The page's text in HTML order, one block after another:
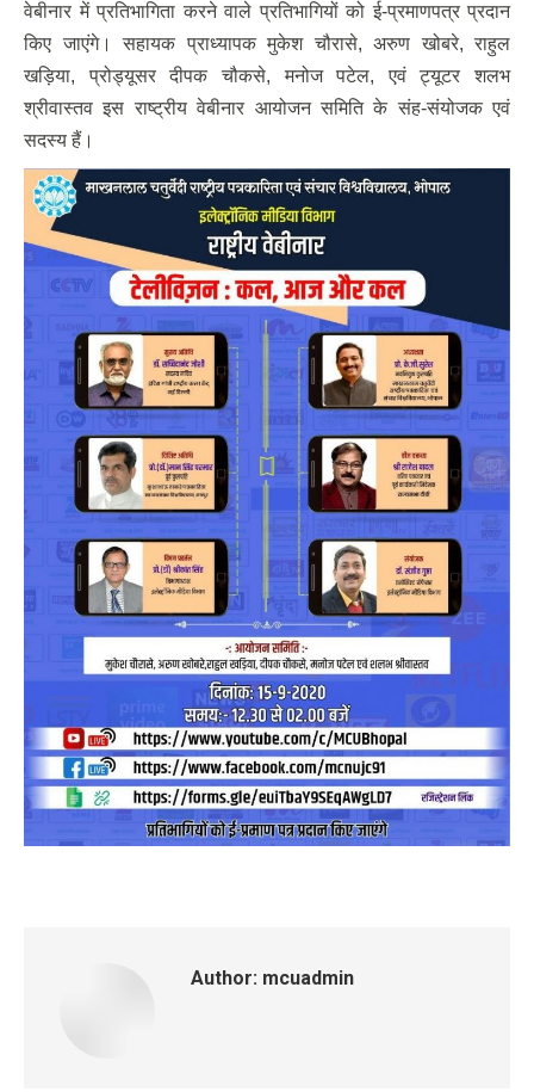
वेबीनार में प्रतिभागिता करने वाले प्रतिभागियों को ई-प्रमाणपत्र प्रदान
किए जाएंगे। सहायक प्राध्यापक मुकेश चौरासे, अरुण खोबरे, राहुल
खड़िया, प्रोड्यूसर दीपक चौकसे, मनोज पटेल, एवं ट्यूटर शलभ
श्रीवास्तव इस राष्ट्रीय वेबीनार आयोजन समिति के संह-संयोजक एवं
सदस्य हैं।
Author: mcuadmin